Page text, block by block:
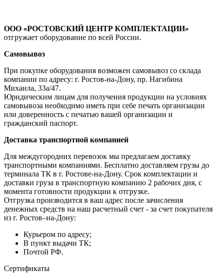
ООО «РОСТОВСКИЙ ЦЕНТР КОМПЛЕКТАЦИИ»
отгружает оборудование по всей России.
Самовывоз
При покупке оборудования возможен самовывоз со склада
компании по адресу: г. Ростов-на-Дону, пр. Нагибина
Михаила, 33а/47.
Юридическим лицам для получения продукции на условиях
самовывоза необходимо иметь при себе печать организации
или доверенность с печатью вашей организации и
гражданский паспорт.
Доставка транспортной компанией
Для междугородних перевозок мы предлагаем доставку
транспортными компаниями. Бесплатно доставляем грузы до
терминала ТК в г. Ростове-на-Дону. Срок комплектации и
доставки груза в транспортную компанию 2 рабочих дня, с
момента готовности продукции к отгрузке.
Отгрузка производится в ваш адрес после зачисления
денежных средств на наш расчетный счет - за счет покупателя
из г. Ростов–на-Дону:
Курьером по адресу;
В пункт выдачи ТК;
Почтой РФ.
Сертификаты